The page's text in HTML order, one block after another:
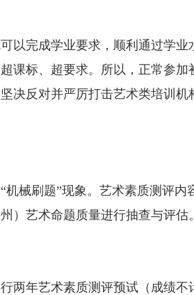
完成学业要求，顺利通过学业
标、超要求。所以，正常参加
决反对并严厉打击艺术类培训
刷题”现象。艺术素质测评内
）艺术命题质量进行抽查与评估。
年艺术素质测评预试（成绩不